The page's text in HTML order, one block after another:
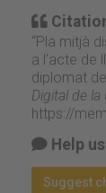
“Pla mitjà
a l'acte de
diplomat
Digital de la
https://
Help
Suggest